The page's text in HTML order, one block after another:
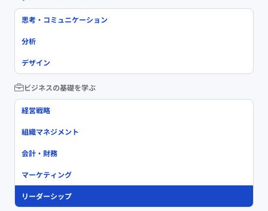
思考・コミュニケーション
分析
デザイン
ビジネスの基礎を学ぶ
経営戦略
組織マネジメント
会計・財務
マーケティング
リーダーシップ